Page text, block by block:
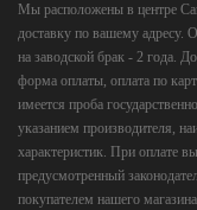
Мы расположены в центре
доставку по вашему адресу.
на заводской брак - 2 года.
форма оплаты, оплата по
имеется проба
указанием производителя,
характеристик. При оплате
предусмотренный
покупателем нашего